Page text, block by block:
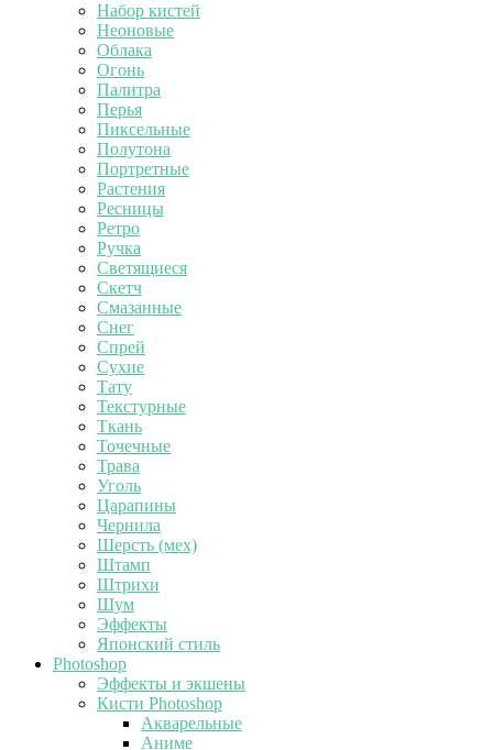
Набор кистей
Неоновые
Облака
Огонь
Палитра
Перья
Пиксельные
Полутона
Портретные
Растения
Ресницы
Ретро
Ручка
Светящиеся
Скетч
Смазанные
Снег
Спрей
Сухие
Тату
Текстурные
Ткань
Точечные
Трава
Уголь
Царапины
Чернила
Шерсть (мех)
Штамп
Штрихи
Шум
Эффекты
Японский стиль
Photoshop
Эффекты и экшены
Кисти Photoshop
Акварельные
Аниме